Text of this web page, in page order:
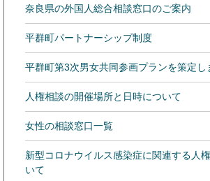
奈良県の外国人総合相談窓口のご案内
平群町パートナーシップ制度
平群町第3次男女共同参画プランを策定し
人権相談の開催場所と日時について
女性の相談窓口一覧
新型コロナウイルス感染症に関連する人
いて